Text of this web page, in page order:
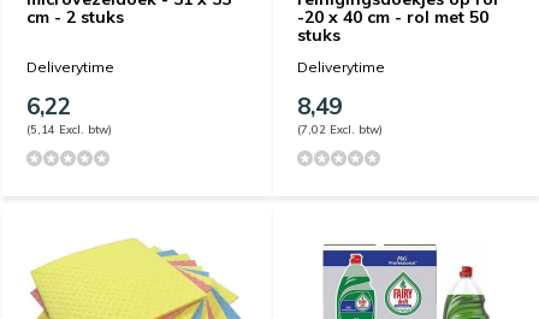
cm - 2 stuks
Deliverytime
6,22
(5,14 Excl. btw)
-20 x 40 cm - rol met 50
stuks
Deliverytime
8,49
(7,02 Excl. btw)